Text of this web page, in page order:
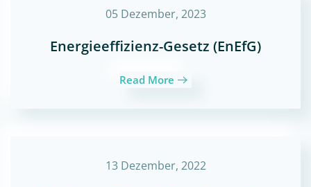
05 Dezember, 2023
Energieeffizienz-Gesetz (EnEfG)
Read More
13 Dezember, 2022